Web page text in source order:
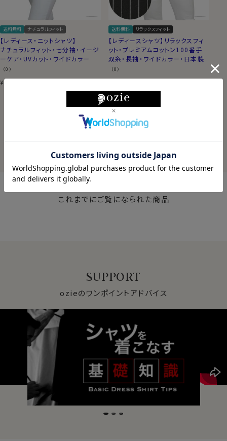
送料無料 ナチュラルフィット
【レディース・ニットシャツ】
ナチュラルフィット・七分袖・イージ
ーケア・UVカット・ワイドカラー
（0）
¥8,800 税込
送料無料 リラックスフィット
【レディースシャツ】リラックスフィ
ット・プレミアムコットン100番手
双糸・長袖・ワイドカラー・日本製
（0）
7,700 税込
10件中 1-10件表示
HISTORY
これまでにご覧になられた商品
SUPPORT
ozieのワンポイントアドバイス